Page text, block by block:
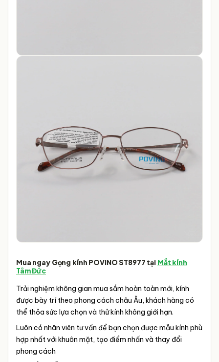
Mua ngay Gọng kính POVINO ST8977 tại Mắt kính
Tâm Đức
Trải nghiệm không gian mua sắm hoàn toàn mới, kính
được bày trí theo phong cách châu Âu, khách hàng có
thể thỏa sức lựa chọn và thử kính không giới hạn.
Luôn có nhân viên tư vấn để bạn chọn được mẫu kính phù
hợp nhất với khuôn mặt, tạo điểm nhấn và thay đổi
phong cách